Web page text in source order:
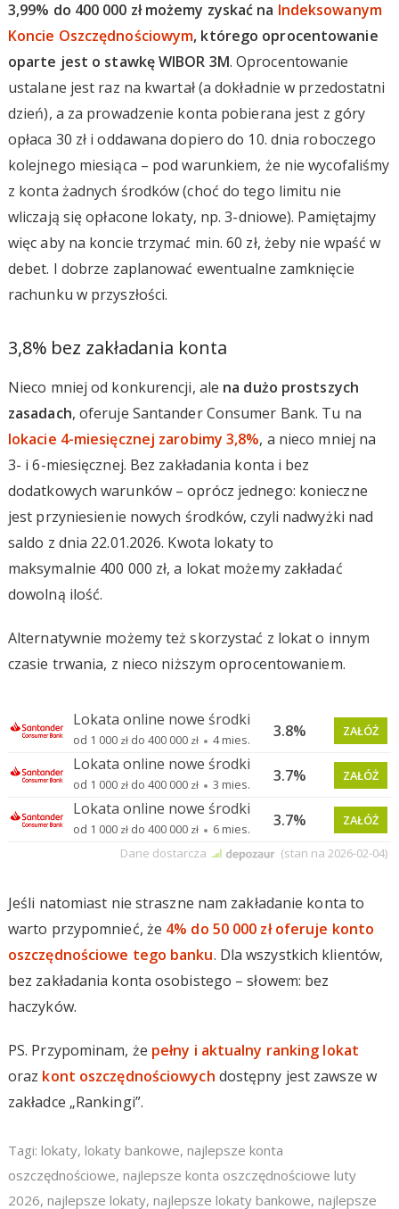
3,99% do 400 000 zł możemy zyskać na Indeksowanym
Koncie Oszczędnościowym, którego oprocentowanie
oparte jest o stawkę WIBOR 3M. Oprocentowanie
ustalane jest raz na kwartał (a dokładnie w przedostatni
dzień), a za prowadzenie konta pobierana jest z góry
opłaca 30 zł i oddawana dopiero do 10. dnia roboczego
kolejnego miesiąca – pod warunkiem, że nie wycofaliśmy
z konta żadnych środków (choć do tego limitu nie
wliczają się opłacone lokaty, np. 3-dniowe). Pamiętajmy
więc aby na koncie trzymać min. 60 zł, żeby nie wpaść w
debet. I dobrze zaplanować ewentualne zamknięcie
rachunku w przyszłości.
3,8% bez zakładania konta
Nieco mniej od konkurencji, ale na dużo prostszych
zasadach, oferuje Santander Consumer Bank. Tu na
lokacie 4-miesięcznej zarobimy 3,8%, a nieco mniej na
3- i 6-miesięcznej. Bez zakładania konta i bez
dodatkowych warunków – oprócz jednego: konieczne
jest przyniesienie nowych środków, czyli nadwyżki nad
saldo z dnia 22.01.2026. Kwota lokaty to
maksymalnie 400 000 zł, a lokat możemy zakładać
dowolną ilość.
Alternatywnie możemy też skorzystać z lokat o innym
czasie trwania, z nieco niższym oprocentowaniem.
Jeśli natomiast nie straszne nam zakładanie konta to
warto przypomnieć, że 4% do 50 000 zł oferuje konto
oszczędnościowe tego banku. Dla wszystkich klientów,
bez zakładania konta osobistego – słowem: bez
haczyków.
PS. Przypominam, że pełny i aktualny ranking lokat
oraz kont oszczędnościowych dostępny jest zawsze w
zakładce „Rankingi”.
Tagi: lokaty, lokaty bankowe, najlepsze konta
oszczędnościowe, najlepsze konta oszczędnościowe luty
2026, najlepsze lokaty, najlepsze lokaty bankowe, najlepsze